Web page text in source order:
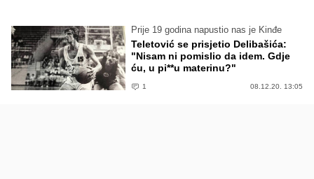
Prije 19 godina napustio nas je Kinđe
Teletović se prisjetio Delibašića:
"Nisam ni pomislio da idem. Gdje
ću, u pi**u materinu?"
1 08.12.20. 13:05